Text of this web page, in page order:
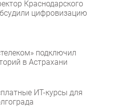
Краснодарского
цифровизацию
подключил
в Астрахани
ИТ-курсы для